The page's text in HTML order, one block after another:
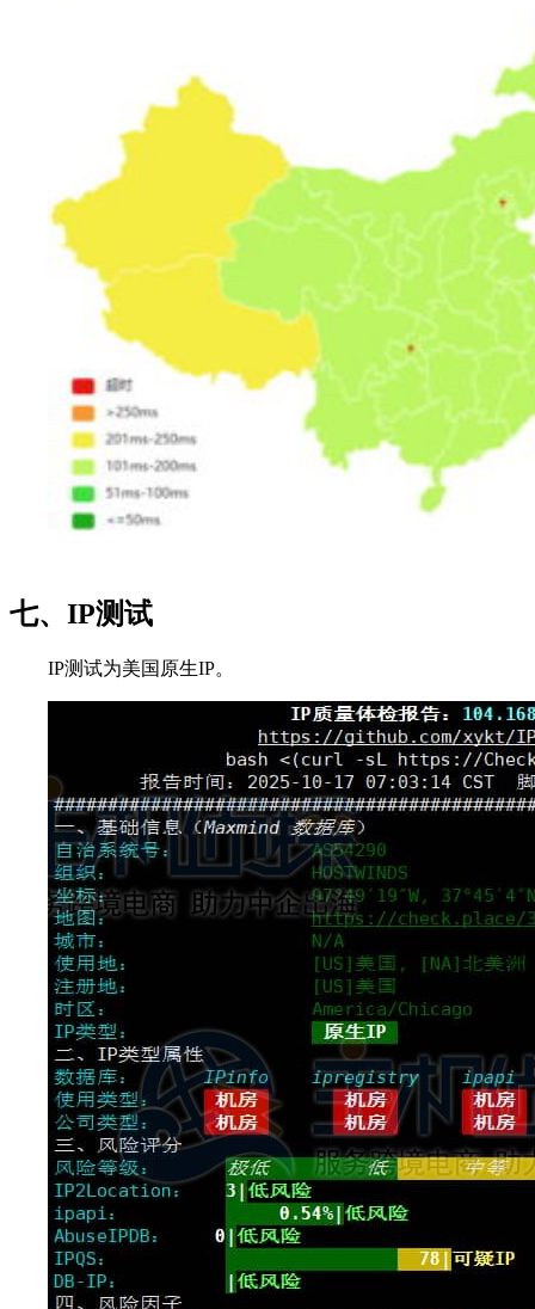
七、IP测试
IP测试为美国原生IP。